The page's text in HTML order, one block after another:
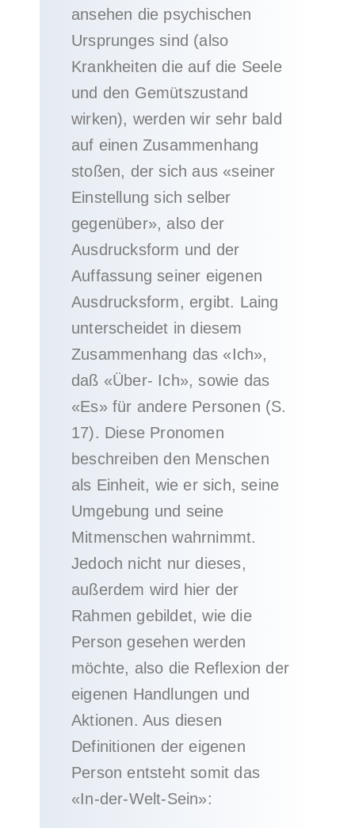
ansehen die psychischen
Ursprunges sind (also
Krankheiten die auf die Seele
und den Gemütszustand
wirken), werden wir sehr bald
auf einen Zusammenhang
stoßen, der sich aus «seiner
Einstellung sich selber
gegenüber», also der
Ausdrucksform und der
Auffassung seiner eigenen
Ausdrucksform, ergibt. Laing
unterscheidet in diesem
Zusammenhang das «Ich»,
daß «Über- Ich», sowie das
«Es» für andere Personen (S.
17). Diese Pronomen
beschreiben den Menschen
als Einheit, wie er sich, seine
Umgebung und seine
Mitmenschen wahrnimmt.
Jedoch nicht nur dieses,
außerdem wird hier der
Rahmen gebildet, wie die
Person gesehen werden
möchte, also die Reflexion der
eigenen Handlungen und
Aktionen. Aus diesen
Definitionen der eigenen
Person entsteht somit das
«In-der-Welt-Sein»: